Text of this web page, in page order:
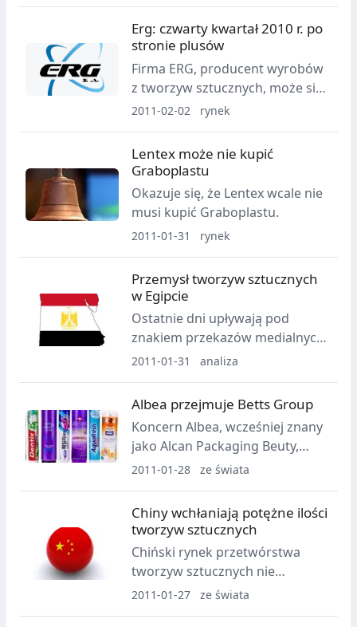
w kotka i myszkę, bo pomimo
starań oszuści, przede
wszystkim z Azji, są coraz
bardziej pomysłowi i coraz
bardziej zuchwali.
Erg: czwarty kwartał 2010 r. po
stronie plusów
Firma ERG, producent wyrobów
z tworzyw sztucznych, może się
pochwalić dobrymi wynikami za
2011-02-02 rynek
Lentex może nie kupić
Graboplastu
Okazuje się, że Lentex wcale nie
musi kupić Graboplastu.
2011-01-31 rynek
Przemysł tworzyw sztucznych
w Egipcie
Ostatnie dni upływają pod
znakiem przekazów medialnych
z Egiptu, w którym dzieją się
Skoro kraj ten znalazł się na
ustach niemal całego świata, to
postanowiliśmy dowiedzieć się
czegoś więcej o tamtejszym
rynku przetwórstwa tworzyw
sztucznych. Okazuje się, że jest
on również całkiem ciekawy.
2011-01-31 analiza
Albea przejmuje Betts Group
Koncern Albea, wcześniej znany
jako Alcan Packaging Beuty,
przejmuje Betts Group. Co
znajduje się w Polsce.
2011-01-28 ze świata
Chiny wchłaniają potężne ilości
tworzyw sztucznych
Chiński rynek przetwórstwa
tworzyw sztucznych nie
przestaje rosnąć. W grudniu ub.
2011-01-27 ze świata